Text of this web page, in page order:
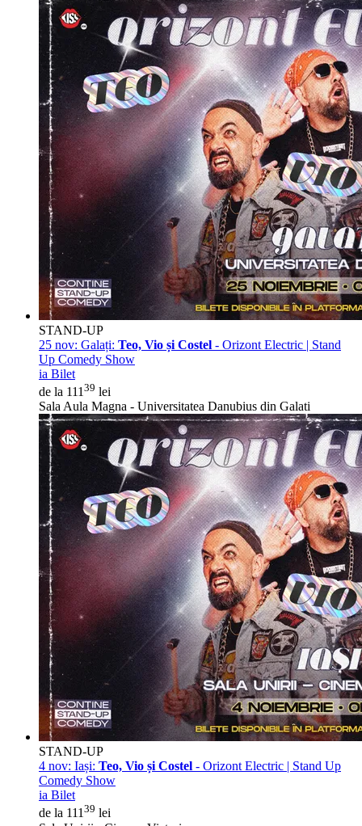
STAND-UP
25 nov: Galați: Teo, Vio și Costel - Orizont Electric | Stand
Up Comedy Show
ia Bilet
de la 111 39 lei
Sala Aula Magna - Universitatea Danubius din Galati
STAND-UP
4 nov: Iași: Teo, Vio și Costel - Orizont Electric | Stand Up
Comedy Show
ia Bilet
de la 11139 lei